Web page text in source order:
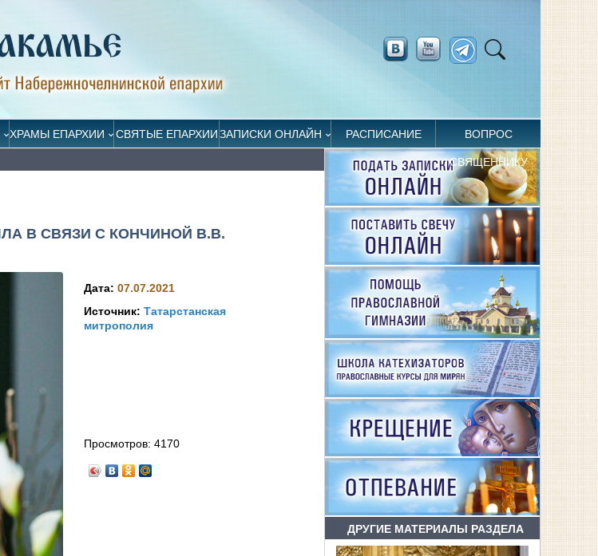
ХРАМЫ ЕПАРХИИ СВЯТЫЕ ЕПАРХИИЗАПИСКИ ОНЛАЙН РАСПИСАНИЕ ВОПРОС
СВЯЩЕННИКУ
В СВЯЗИ С КОНЧИНОЙ В.В.
Дата:07.07.2021
Источник:Татарстанская
митрополия
Просмотров:4170
ДРУГИЕ МАТЕРИАЛЫ РАЗДЕЛА